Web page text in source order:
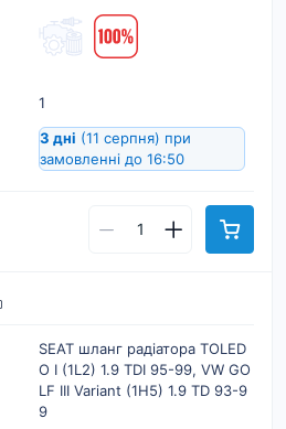
1
3 дні (11 серпня) при
замовленні до 16:50
SEAT шланг радіатора TOLED
O I (1L2) 1.9 TDI 95-99, VW GO
LF III Variant (1H5) 1.9 TD 93-9
9